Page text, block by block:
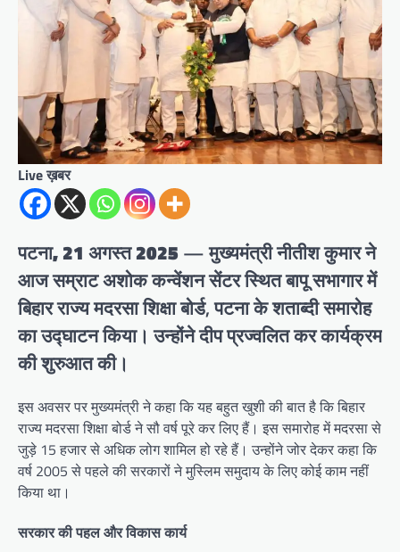
Live ख़बर
पटना, 21 अगस्त 2025— मुख्यमंत्री नीतीश कुमार ने
आज सम्राट अशोक कन्वेंशन सेंटर स्थित बापू सभागार में
बिहार राज्य मदरसा शिक्षा बोर्ड, पटना के शताब्दी समारोह
का उद्घाटन किया। उन्होंने दीप प्रज्वलित कर कार्यक्रम
की शुरुआत की।
इस अवसर पर मुख्यमंत्री ने कहा कि यह बहुत खुशी की बात है कि बिहार
राज्य मदरसा शिक्षा बोर्ड ने सौ वर्ष पूरे कर लिए हैं। इस समारोह में मदरसा से
जुड़े 15 हजार से अधिक लोग शामिल हो रहे हैं। उन्होंने जोर देकर कहा कि
वर्ष 2005 से पहले की सरकारों ने मुस्लिम समुदाय के लिए कोई काम नहीं
किया था।
सरकार की पहल और विकास कार्य